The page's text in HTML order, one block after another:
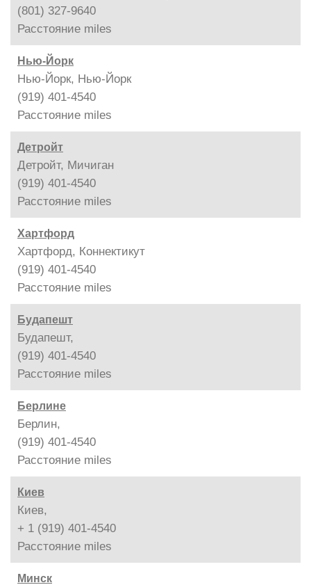
(801) 327-9640
Расстояние miles
Нью-Йорк
Нью-Йорк, Нью-Йорк
(919) 401-4540
Расстояние miles
Детройт
Детройт, Мичиган
(919) 401-4540
Расстояние miles
Хартфорд
Хартфорд, Коннектикут
(919) 401-4540
Расстояние miles
Будапешт
Будапешт,
(919) 401-4540
Расстояние miles
Берлине
Берлин,
(919) 401-4540
Расстояние miles
Киев
Киев,
+ 1 (919) 401-4540
Расстояние miles
Минск